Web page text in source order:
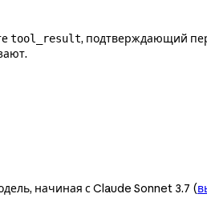
tool_result, подтверждающий
начиная с Claude Sonnet 3.7 (